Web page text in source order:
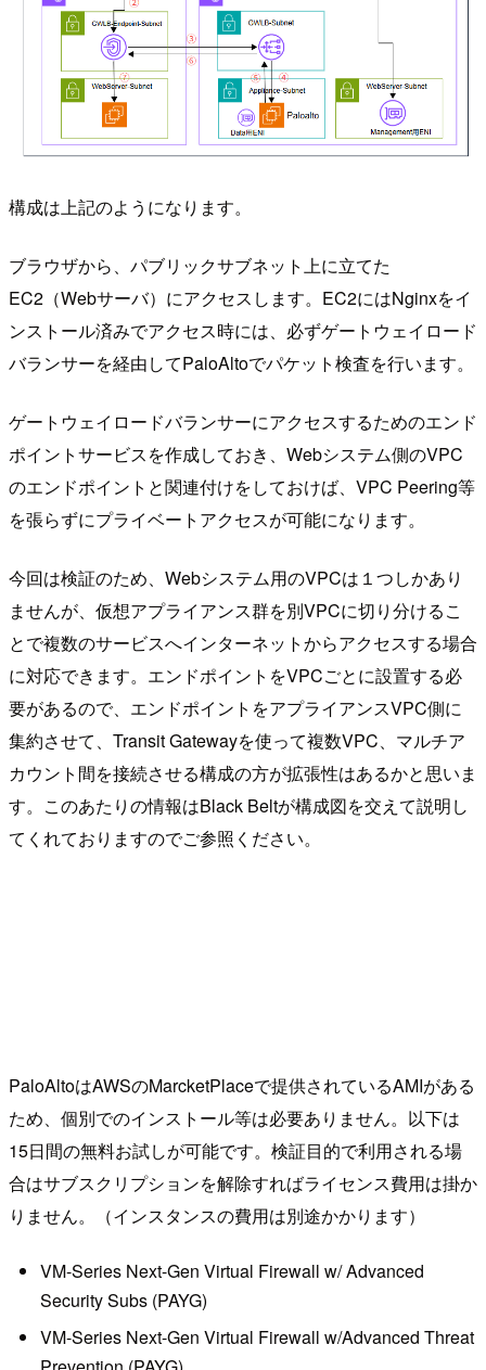
構成は上記のようになります。
ブラウザから、パブリックサブネット上に立てた
EC2（Webサーバ）にアクセスします。EC2にはNginxをイ
ンストール済みでアクセス時には、必ずゲートウェイロード
バランサーを経由してPaloAltoでパケット検査を行います。
ゲートウェイロードバランサーにアクセスするためのエンド
ポイントサービスを作成しておき、Webシステム側のVPC
のエンドポイントと関連付けをしておけば、VPC Peering等
を張らずにプライベートアクセスが可能になります。
今回は検証のため、Webシステム用のVPCは１つしかあり
ませんが、仮想アプライアンス群を別VPCに切り分けるこ
とで複数のサービスへインターネットからアクセスする場合
に対応できます。エンドポイントをVPCごとに設置する必
要があるので、エンドポイントをアプライアンスVPC側に
集約させて、Transit Gatewayを使って複数VPC、マルチア
カウント間を接続させる構成の方が拡張性はあるかと思いま
す。このあたりの情報はBlack Beltが構成図を交えて説明し
てくれておりますのでご参照ください。
PaloAltoはAWSのMarcketPlaceで提供されているAMIがある
ため、個別でのインストール等は必要ありません。以下は
15日間の無料お試しが可能です。検証目的で利用される場
合はサブスクリプションを解除すればライセンス費用は掛か
りません。（インスタンスの費用は別途かかります）
VM-Series Next-Gen Virtual Firewall w/ Advanced
Security Subs (PAYG)
VM-Series Next-Gen Virtual Firewall w/Advanced Threat